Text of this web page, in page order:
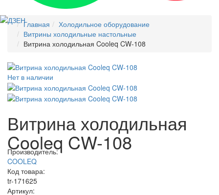
Главная
Холодильное оборудование
Витрины холодильные настольные
Витрина холодильная Cooleq CW-108
Нет в наличии
Витрина холодильная
Cooleq CW-108
Производитель:
COOLEQ
Код товара:
tr-171625
Артикул: